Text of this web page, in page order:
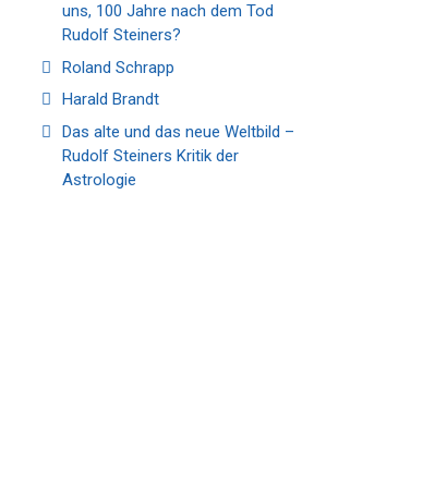
uns, 100 Jahre nach dem Tod
Rudolf Steiners?
Roland Schrapp
Harald Brandt
Das alte und das neue Weltbild –
Rudolf Steiners Kritik der
Astrologie